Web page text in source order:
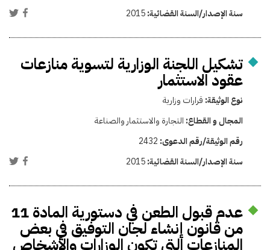
سنة الإصدار/السنة القضائية:2015
تشكيل اللجنة الوزارية لتسوية منازعات
عقود الاستثمار
نوع الوثيقة: قرارات وزارية
المجال و القطاع: التجارة والاستثمار والصناعة
رقم الوثيقة/رقم الدعوى: 2432
سنة الإصدار/السنة القضائية:2015
عدم قبول الطعن في دستورية المادة 11
من قانون إنشاء لجان التوفيق في بعض
المنازعات التى تكون الوزارات والأشخاص